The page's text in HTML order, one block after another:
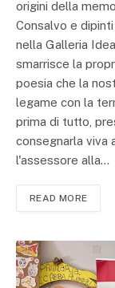
origini della
Consalvo e
nella Galleria
smarrisce la
poesia che la
legame con la
prima di tutto,
consegnarla viva
l'assessore alla…
READ MORE